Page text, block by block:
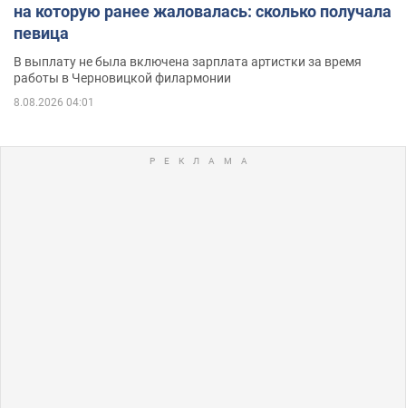
на которую ранее жаловалась: сколько получала
певица
В выплату не была включена зарплата артистки за время
работы в Черновицкой филармонии
8.08.2026 04:01